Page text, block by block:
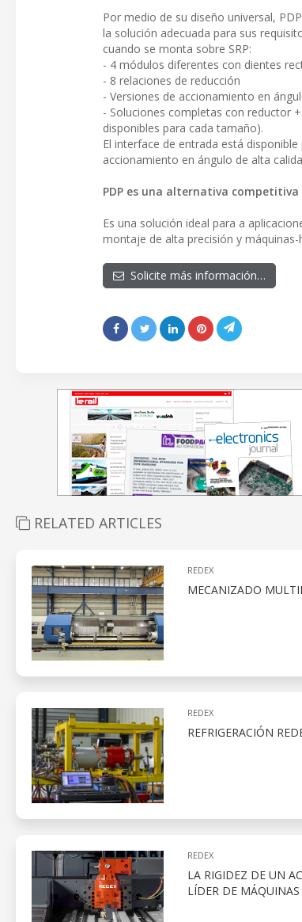
Por medio de su diseño universal,
la solución adecuada para sus
cuando se monta sobre SRP:
- 4 módulos diferentes con dientes
- 8 relaciones de reducción
- Versiones de accionamiento en
- Soluciones completas con reductor
disponibles para cada tamaño).
El interface de entrada está
accionamiento en ángulo de alta
PDP es una alternativa
Es una solución ideal para a
montaje de alta precisión y máquinas-
Solicite más información…
RELATED ARTICLES
REDEX
MECANIZADO
REDEX
REFRIGERACIÓN
REDEX
LA RIGIDEZ DE UN
LÍDER DE